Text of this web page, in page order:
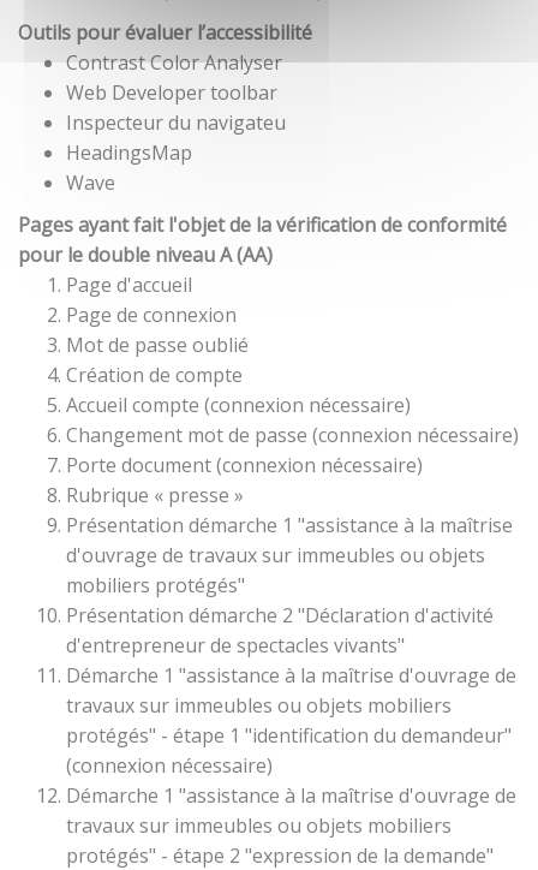
Outils pour évaluer l’accessibilité
Contrast Color Analyser
Web Developer toolbar
Inspecteur du navigateu
HeadingsMap
Wave
Pages ayant fait l'objet de la vérification de conformité
pour le double niveau A (AA)
Page d'accueil
Page de connexion
Mot de passe oublié
Création de compte
Accueil compte (connexion nécessaire)
Changement mot de passe (connexion nécessaire)
Porte document (connexion nécessaire)
Rubrique « presse »
Présentation démarche 1 "assistance à la maîtrise
d'ouvrage de travaux sur immeubles ou objets
mobiliers protégés"
Présentation démarche 2 "Déclaration d'activité
d'entrepreneur de spectacles vivants"
Démarche 1 "assistance à la maîtrise d'ouvrage de
travaux sur immeubles ou objets mobiliers
protégés" - étape 1 "identification du demandeur"
(connexion nécessaire)
Démarche 1 "assistance à la maîtrise d'ouvrage de
travaux sur immeubles ou objets mobiliers
protégés" - étape 2 "expression de la demande"